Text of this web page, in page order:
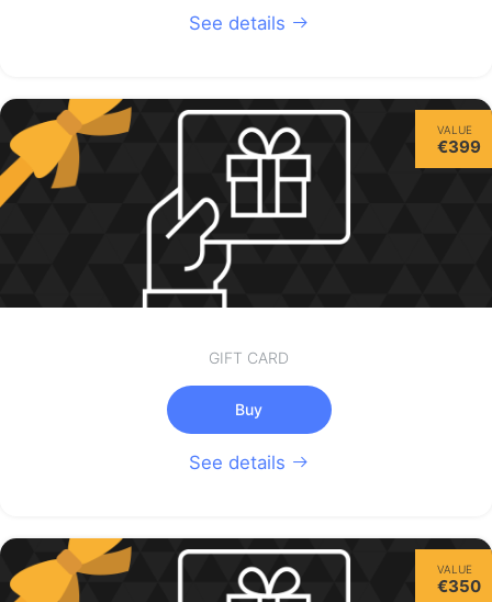
See details
VALUE
€399
GIFT CARD
Buy
See details
VALUE
€350